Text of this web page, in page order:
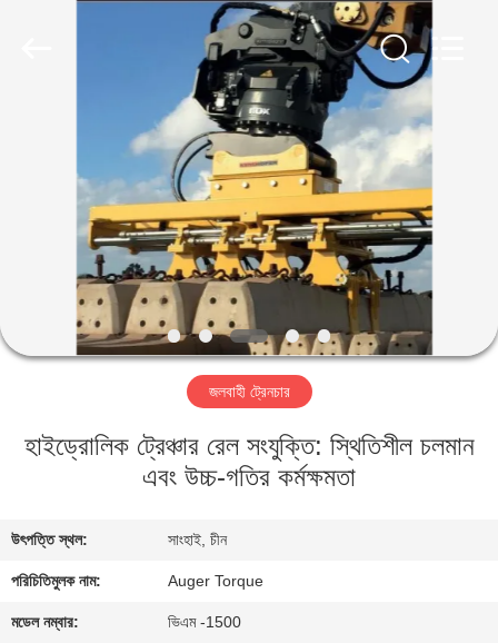
আমাদের
মান
নিয়ন্ত্রণ
জলবাহী ট্রেনচার
হাইড্রোলিক ট্রেঞ্চার রেল সংযুক্তি: স্থিতিশীল চলমান
এবং উচ্চ-গতির কর্মক্ষমতা
উৎপত্তি স্থল: সাংহাই, চীন
পরিচিতিমুলক নাম: Auger Torque
মডেল নম্বার: ভিএম -1500